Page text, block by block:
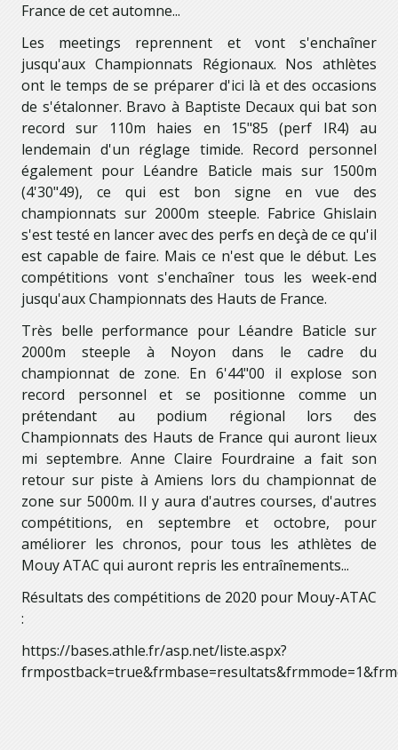
France de cet automne...
Les meetings reprennent et vont s'enchaîner
jusqu'aux Championnats Régionaux. Nos athlètes
ont le temps de se préparer d'ici là et des occasions
de s'étalonner. Bravo à Baptiste Decaux qui bat son
record sur 110m haies en 15"85 (perf IR4) au
lendemain d'un réglage timide. Record personnel
également pour Léandre Baticle mais sur 1500m
(4'30"49), ce qui est bon signe en vue des
championnats sur 2000m steeple. Fabrice Ghislain
s'est testé en lancer avec des perfs en deçà de ce qu'il
est capable de faire. Mais ce n'est que le début. Les
compétitions vont s'enchaîner tous les week-end
jusqu'aux Championnats des Hauts de France.
Très belle performance pour Léandre Baticle sur
2000m steeple à Noyon dans le cadre du
championnat de zone. En 6'44"00 il explose son
record personnel et se positionne comme un
prétendant au podium régional lors des
Championnats des Hauts de France qui auront lieux
mi septembre. Anne Claire Fourdraine a fait son
retour sur piste à Amiens lors du championnat de
zone sur 5000m. Il y aura d'autres courses, d'autres
compétitions, en septembre et octobre, pour
améliorer les chronos, pour tous les athlètes de
Mouy ATAC qui auront repris les entraînements...
Résultats des compétitions de 2020 pour Mouy-ATAC
:
https://bases.athle.fr/asp.net/liste.aspx?